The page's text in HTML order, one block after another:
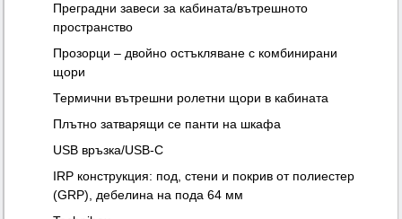
Преградни завеси за кабината/вътрешното
пространство
Прозорци – двойно остъкляване с комбинирани
щори
Термични вътрешни ролетни щори в кабината
Плътно затварящи се панти на шкафа
USB връзка/USB-C
IRP конструкция: под, стени и покрив от полиестер
(GRP), дебелина на пода 64 мм